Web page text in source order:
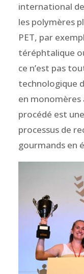
international
les polymères
PET, par
téréphtalique
ce n’est pas
technologique
en
procédé est
processus de
gourmands en